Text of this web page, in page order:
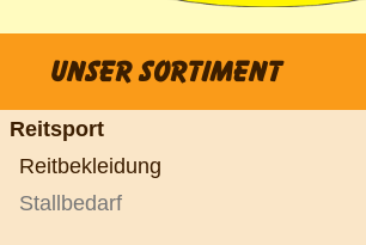
Unser Sortiment
Reitsport
Reitbekleidung
Stallbedarf